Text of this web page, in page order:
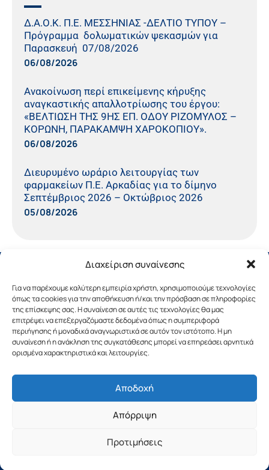
Διαχείριση συναίνεσης
Για να παρέχουμε καλύτερη εμπειρία χρήστη, χρησιμοποιούμε τεχνολογίες
όπως τα cookies για την αποθήκευση ή/και την πρόσβαση σε πληροφορίες
της επίσκεψης σας. Η συναίνεση σε αυτές τις τεχνολογίες θα μας
επιτρέψει να επεξεργαζόμαστε δεδομένα όπως η συμπεριφορά
περιήγησης ή μοναδικά αναγνωριστικά σε αυτόν τον ιστότοπο. Η μη
συναίνεση ή η ανάκληση της συγκατάθεσης μπορεί να επηρεάσει αρνητικά
ορισμένα χαρακτηριστικά και λειτουργίες.
Αποδοχή
Απόρριψη
Προτιμήσεις
Δ.Α.Ο.Κ. Π.Ε. ΜΕΣΣΗΝΙΑΣ -ΔΕΛΤΙΟ ΤΥΠΟΥ –
Πρόγραμμα δολωματικών ψεκασμών για
Παρασκευή 07/08/2026
06/08/2026
Ανακοίνωση περί επικείμενης κήρυξης
αναγκαστικής απαλλοτρίωσης του έργου:
«ΒΕΛΤΙΩΣΗ ΤΗΣ 9ΗΣ ΕΠ. ΟΔΟΥ ΡΙΖΟΜΥΛΟΣ –
ΚΟΡΩΝΗ, ΠΑΡΑΚΑΜΨΗ ΧΑΡΟΚΟΠΙΟΥ».
06/08/2026
Διευρυμένο ωράριο λειτουργίας των
φαρμακείων Π.Ε. Αρκαδίας για το δίμηνο
Σεπτέμβριος 2026 – Οκτώβριος 2026
05/08/2026
Copyright © 2019 Περιφέρεια Πελοποννήσου.
Σχεδιασμός & Υλοποίηση από την